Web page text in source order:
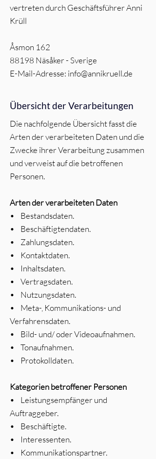
vertreten durch Geschäftsführer Anni
Krüll
Åsmon 162
88198 Näsåker - Sverige
E-Mail-Adresse: info@annikruell.de
Übersicht der Verarbeitungen
Die nachfolgende Übersicht fasst die
Arten der verarbeiteten Daten und die
Zwecke ihrer Verarbeitung zusammen
und verweist auf die betroffenen
Personen.
Arten der verarbeiteten Daten
• Bestandsdaten.
• Beschäftigtendaten.
• Zahlungsdaten.
• Kontaktdaten.
• Inhaltsdaten.
• Vertragsdaten.
• Nutzungsdaten.
• Meta-, Kommunikations- und
Verfahrensdaten.
• Bild- und/ oder Videoaufnahmen.
• Tonaufnahmen.
• Protokolldaten.
Kategorien betroffener Personen
• Leistungsempfänger und
Auftraggeber.
• Beschäftigte.
• Interessenten.
• Kommunikationspartner.